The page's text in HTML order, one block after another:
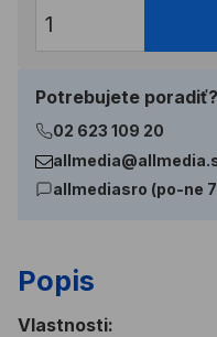
Potrebujete poradiť?
02 623 109 20
allmediasro (po-ne
Popis
Vlastnosti: